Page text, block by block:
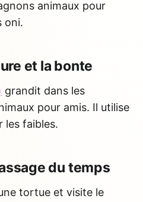
animaux pour
oni.
et la bonte
grandit dans les
pour amis. Il utilise
les faibles.
du temps
tortue et visite le